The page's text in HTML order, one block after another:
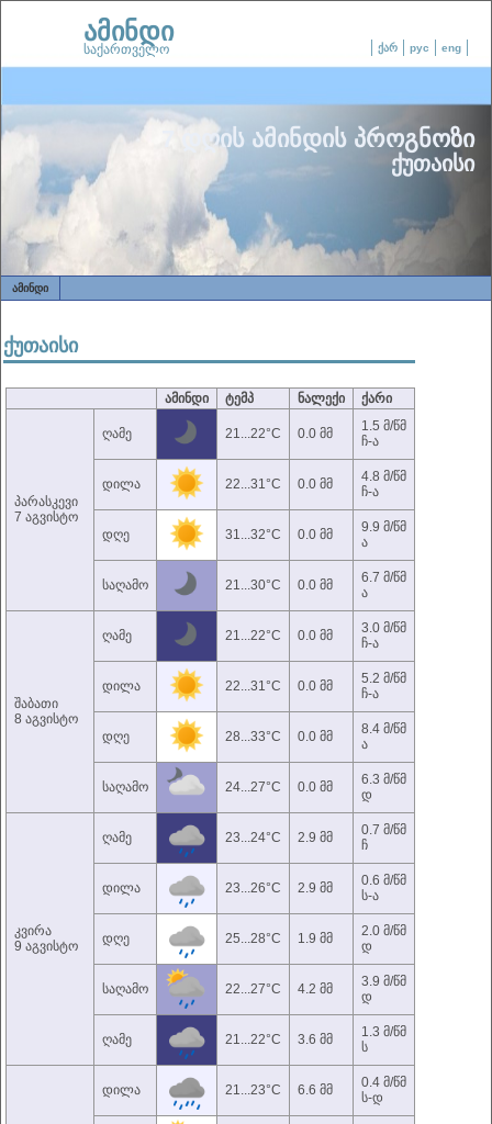
ქარ рус eng
ამინდი
საქართველო
7 დღის ამინდის პროგნოზი
ქუთაისი
ᲐᲛᲘᲜᲓᲘ
ქუთაისი
ამინდი ტემპ ნალექი ქარი
პარასკევი
7 აგვისტო
ღამე 21...22°C 0.0 მმ
1.5 მ/წმ
ჩ-ა
დილა 22...31°C 0.0 მმ
4.8 მ/წმ
ჩ-ა
დღე 31...32°C 0.0 მმ
9.9 მ/წმ
ა
საღამო 21...30°C 0.0 მმ
6.7 მ/წმ
ა
შაბათი
8 აგვისტო
ღამე 21...22°C 0.0 მმ
3.0 მ/წმ
ჩ-ა
დილა 22...31°C 0.0 მმ
5.2 მ/წმ
ჩ-ა
დღე 28...33°C 0.0 მმ
8.4 მ/წმ
ა
საღამო 24...27°C 0.0 მმ
6.3 მ/წმ
დ
კვირა
9 აგვისტო
ღამე 23...24°C 2.9 მმ
0.7 მ/წმ
ჩ
დილა 23...26°C 2.9 მმ
0.6 მ/წმ
ს-ა
დღე 25...28°C 1.9 მმ
2.0 მ/წმ
დ
საღამო 22...27°C 4.2 მმ
3.9 მ/წმ
დ
ღამე 21...22°C 3.6 მმ
1.3 მ/წმ
ს
დილა 21...23°C 6.6 მმ
0.4 მ/წმ
ს-დ